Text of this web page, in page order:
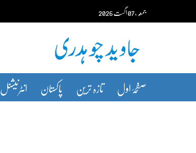
content جمعہ‬‮،07اگست‬‮2026
صفحۂ اول تازہ ترین پاکستان انٹرنیشنل